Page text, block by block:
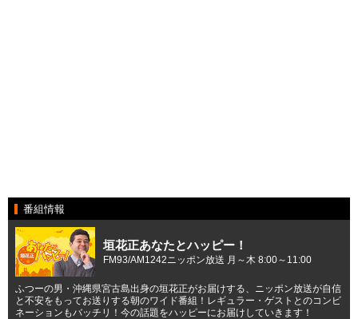
番組情報
垣花正あなたとハッピー！
FM93/AM1242ニッポン放送 月～木 8:00～11:00
ふつーの男・沖縄県宮古島出身の垣花正がお届けする、ニッポン放送が自信
と不安をもってお送りする朝のワイド番組！レギュラー・ゲストとのコンビ
ネーションもバッチリ！今の話題をハッピーにお届けしていきます！